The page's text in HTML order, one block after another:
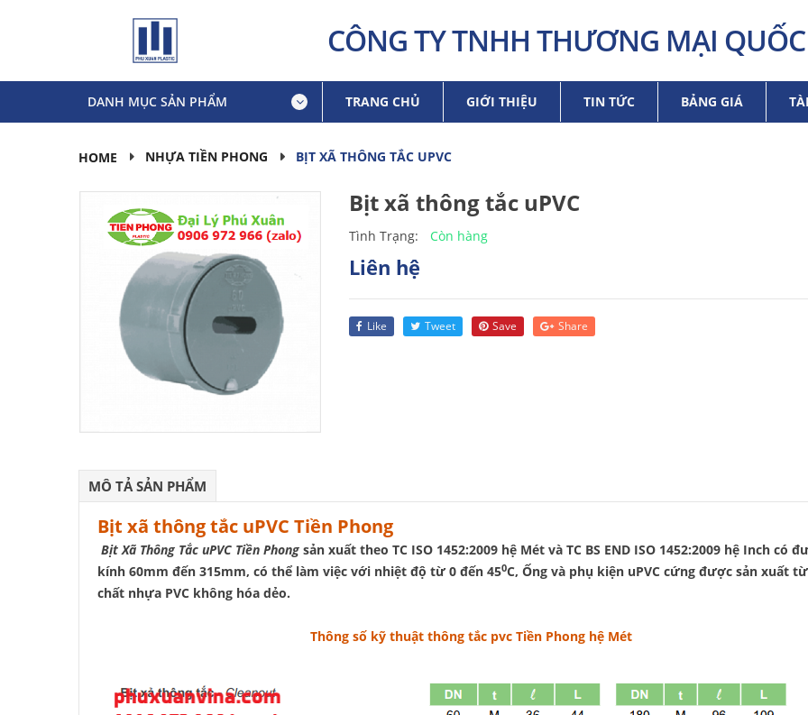
CÔNG TY TNHH THƯƠNG MẠI
DANH MỤC SẢN PHẨM TRANG CHỦ GIỚI THIỆU TIN TỨC BẢNG GIÁ
HOME NHỰA TIỀN PHONG BỊT XÃ THÔNG TẮC UPVC
Bịt xã thông tắc uPVC
Tình Trạng: Còn hàng
Liên hệ
Like Tweet Save Share
MÔ TẢ SẢN PHẨM
Bịt xã thông tắc uPVC Tiền Phong
Bịt Xã Thông Tắc uPVC Tiền Phong sản xuất theo TC ISO 1452:2009 hệ Mét và TC BS END ISO 1452:2009 hệ Inch có
kính 60mm đến 315mm, có thể làm việc với nhiệt độ từ 0 đến 450C, Ống và phụ kiện uPVC cứng được sản xuất
chất nhựa PVC không hóa dẻo.
Thông số kỹ thuật thông tắc pvc Tiền Phong hệ Mét